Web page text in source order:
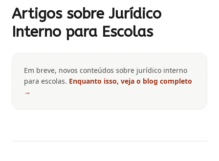
Artigos sobre Jurídico
Interno para Escolas
Em breve, novos conteúdos sobre jurídico interno
para escolas. Enquanto isso, veja o blog completo
→